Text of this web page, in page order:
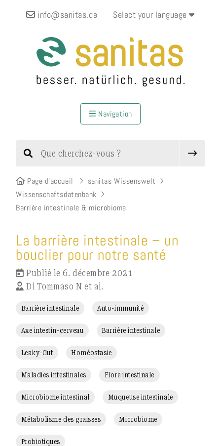
info@sanitas.de Select your language
Navigation
Page d’accueil
sanitas Wissenswelt
Wissenschaftsdatenbank
Barrière intestinale & microbiome
La barrière intestinale – un
bouclier pour notre santé
Publié le 6. décembre 2021
Di Tommaso N et al.
Barrière intestinale Auto-immunité
Axe intestin-cerveau Barrière intestinale
Leaky-Gut Homéostasie
Maladies intestinales Flore intestinale
Microbiome intestinal Muqueuse intestinale
Métabolisme des graisses Microbiome
Probiotiques